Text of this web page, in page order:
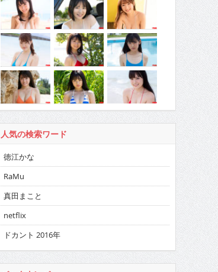
人気の検索ワード
徳江かな
RaMu
真田まこと
netflix
ドカント 2016年